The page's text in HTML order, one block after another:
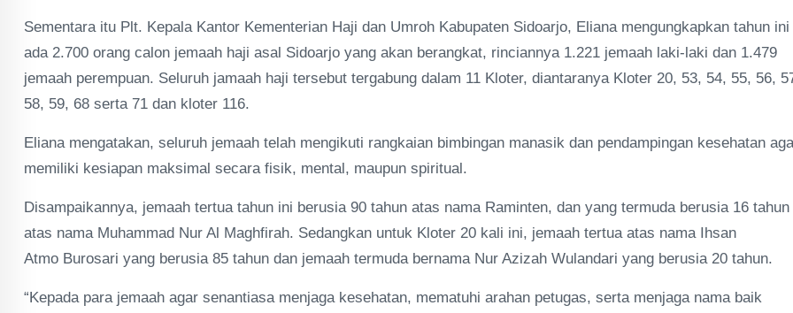
Sementara itu Plt. Kepala Kantor Kementerian Haji dan Umroh Kabupaten Sidoarjo, Eliana mengungkapkan tahun ini
ada 2.700 orang calon jemaah haji asal Sidoarjo yang akan berangkat, rinciannya 1.221 jemaah laki-laki dan 1.479
jemaah perempuan. Seluruh jamaah haji tersebut tergabung dalam 11 Kloter, diantaranya Kloter 20, 53, 54, 55, 56,
58, 59, 68 serta 71 dan kloter 116.
Eliana mengatakan, seluruh jemaah telah mengikuti rangkaian bimbingan manasik dan pendampingan kesehatan
memiliki kesiapan maksimal secara fisik, mental, maupun spiritual.
Disampaikannya, jemaah tertua tahun ini berusia 90 tahun atas nama Raminten, dan yang termuda berusia 16 tahun
atas nama Muhammad Nur Al Maghfirah. Sedangkan untuk Kloter 20 kali ini, jemaah tertua atas nama Ihsan
Atmo Burosari yang berusia 85 tahun dan jemaah termuda bernama Nur Azizah Wulandari yang berusia 20 tahun.
“Kepada para jemaah agar senantiasa menjaga kesehatan, mematuhi arahan petugas, serta menjaga nama baik